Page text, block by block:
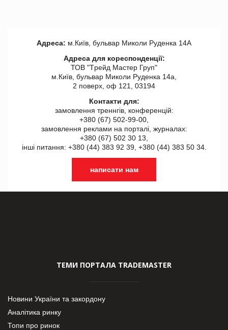
Адреса: м.Київ, бульвар Миколи Руденка 14А
Адреса для кореспонденції:
ТОВ "Tрейд Мастер Груп"
м.Київ, бульвар Миколи Руденка 14а,
2 поверх, оф 121, 03194
Контакти для:
замовлення треннгів, конференцій:
+380 (67) 502-99-00,
замовлення реклами на порталі, журналах:
+380 (67) 502 30 13,
інші питання: +380 (44) 383 92 39, +380 (44) 383 50 34.
написати нам
ТЕМИ ПОРТАЛА TRADEMASTER
Новини України та закордону
Аналітика ринку
Топи про ринок